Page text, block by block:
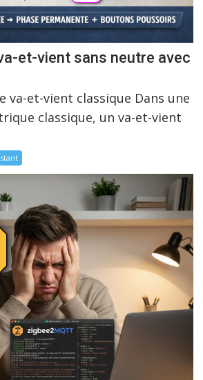
et-vient sans neutre avec
va-et-vient classique Dans une
classique, un va-et-vient